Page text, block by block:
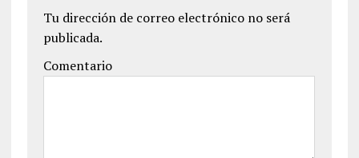
Tu dirección de correo electrónico no será
publicada.
Comentario